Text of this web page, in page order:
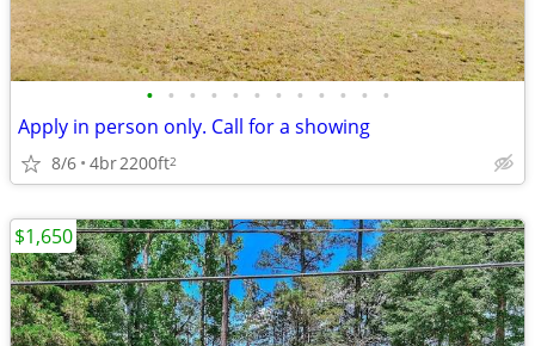
• • • • • • • • • • • •
Apply in person only. Call for a showing
8/6 4br2200ft2
$1,650